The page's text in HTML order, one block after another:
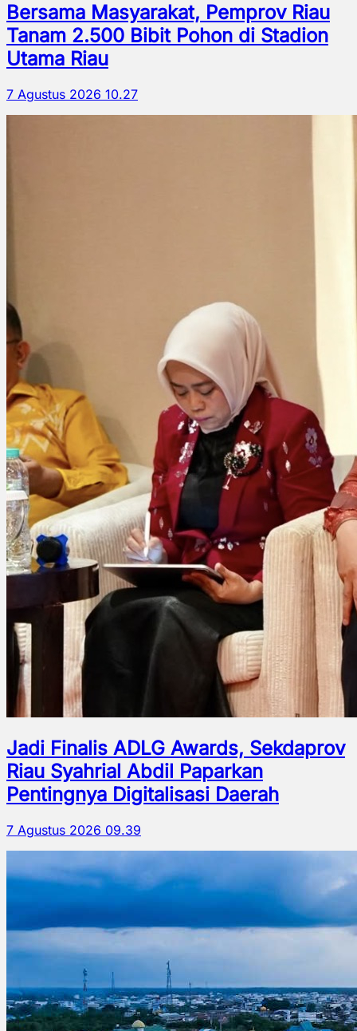
Bersama Masyarakat, Pemprov Riau
Tanam 2.500 Bibit Pohon di Stadion
Utama Riau
7 Agustus 2026 10.27
Jadi Finalis ADLG Awards, Sekdaprov
Riau Syahrial Abdil Paparkan
Pentingnya Digitalisasi Daerah
7 Agustus 2026 09.39